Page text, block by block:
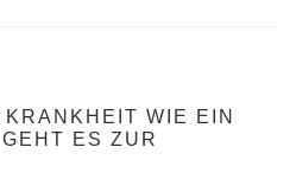
WIE EIN
ES ZUR